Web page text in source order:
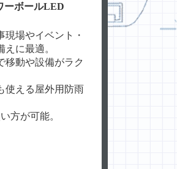
ーボールLED
現場やイベント・
えに最適。
移動や設備がラク
使える屋外用防雨
方が可能。